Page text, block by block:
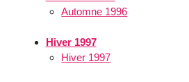
Automne 1996
Hiver 1997
Hiver 1997